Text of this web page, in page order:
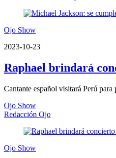
Ojo Show
2023-10-23
Raphael brindará
Cantante español visitará Perú
Ojo Show
Redacción Ojo
Ojo Show